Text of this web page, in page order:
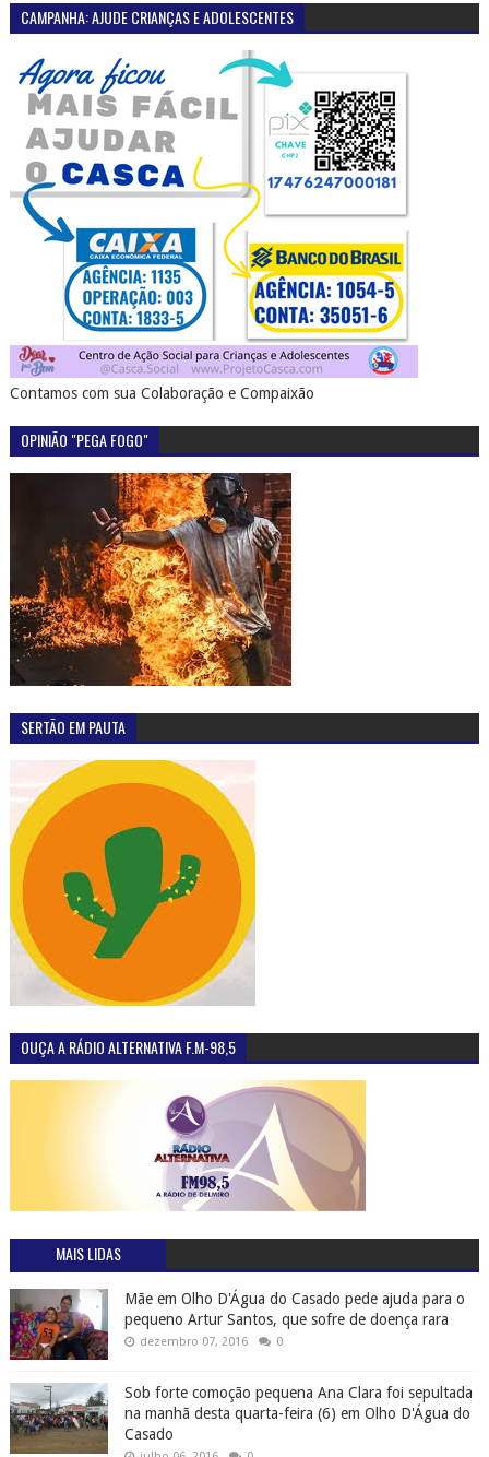
CAMPANHA: AJUDE CRIANÇAS E ADOLESCENTES
Contamos com sua Colaboração e Compaixão
OPINIÃO "PEGA FOGO"
SERTÃO EM PAUTA
OUÇA A RÁDIO ALTERNATIVA F.M-98,5
MAIS LIDAS
Mãe em Olho D'Água do Casado pede ajuda para o
pequeno Artur Santos, que sofre de doença rara
dezembro 07, 2016 0
Sob forte comoção pequena Ana Clara foi sepultada
na manhã desta quarta-feira (6) em Olho D'Água do
Casado